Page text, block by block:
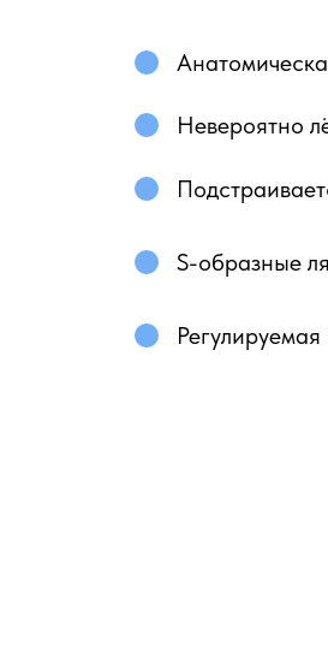
S-образные
Невероятно